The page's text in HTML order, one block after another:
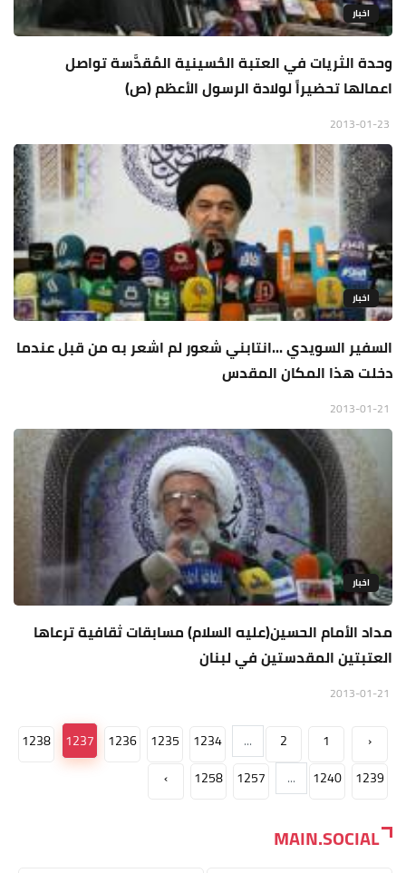
اخبار
وحدة الثريات في العتبة الحُسينية المُقدَّسة تواصل
اعمالها تحضيراً لولادة الرسول الأعظم (ص)
اخبار
السفير السويدي ...انتابني شعور لم اشعر به من قبل عندما
دخلت هذا المكان المقدس
اخبار
مداد الأمام الحسين(عليه السلام) مسابقات ثقافية ترعاها
العتبتين المقدستين في لبنان
‹
1
2
...
1234
1235
1236
1237
1238
1239
1240
...
1257
1258
›
MAIN.SOCIAL